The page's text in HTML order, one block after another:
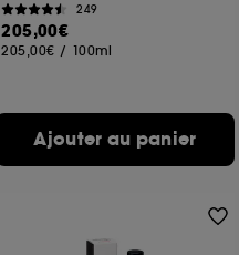
249
205,00€
205,00€ / 100ml
Ajouter au panier